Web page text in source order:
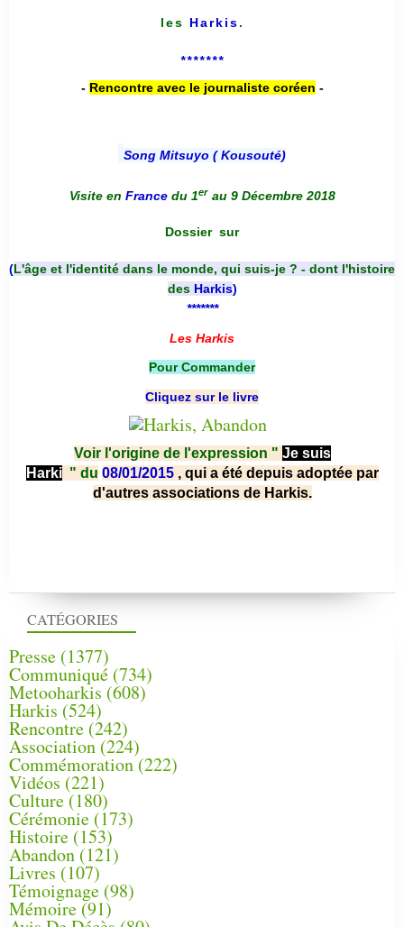
CATÉGORIES
Presse (1377)
Communiqué (734)
Metooharkis (608)
Harkis (524)
Rencontre (242)
Association (224)
Commémoration(222)
Vidéos (221)
Culture(180)
Cérémonie (173)
Histoire (153)
Abandon(121)
Livres (107)
Témoignage (98)
Mémoire (91)
les Harkis.
*******
- Rencontre avec le journaliste coréen -
Song Mitsuyo ( Kousouté)
Visite en France du 1er au 9 Décembre 2018
Dossier sur
(L'âge et l'identité dans le monde, qui suis-je ? - dont l'histoire
des Harkis)
*******
Les Harkis
Pour Commander
Cliquez sur le livre
Voir l'origine de l'expression " Je suis
Harki " du 08/01/2015 , qui a été depuis adoptée par
d'autres associations de Harkis.